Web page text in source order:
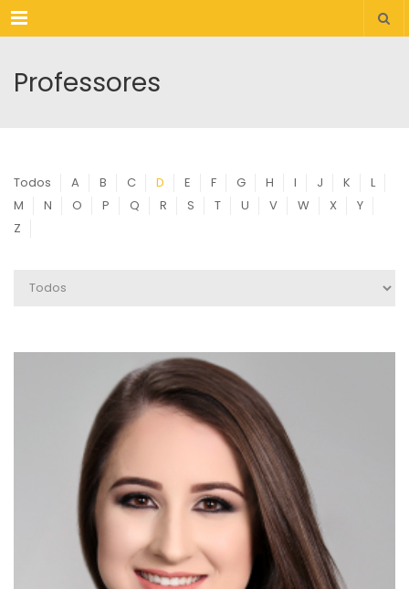
Menu
Professores
Todos A B C D E F G H I J K
L
M
N O P Q R S T U V W X
Y
Z